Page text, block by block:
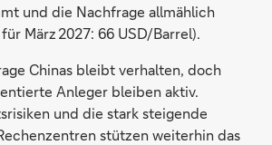
und die Nachfrage allmählich
März 2027: 66 USD/Barrel).
Chinas bleibt verhalten, doch
Anleger bleiben aktiv.
und die stark steigende
stützen weiterhin das